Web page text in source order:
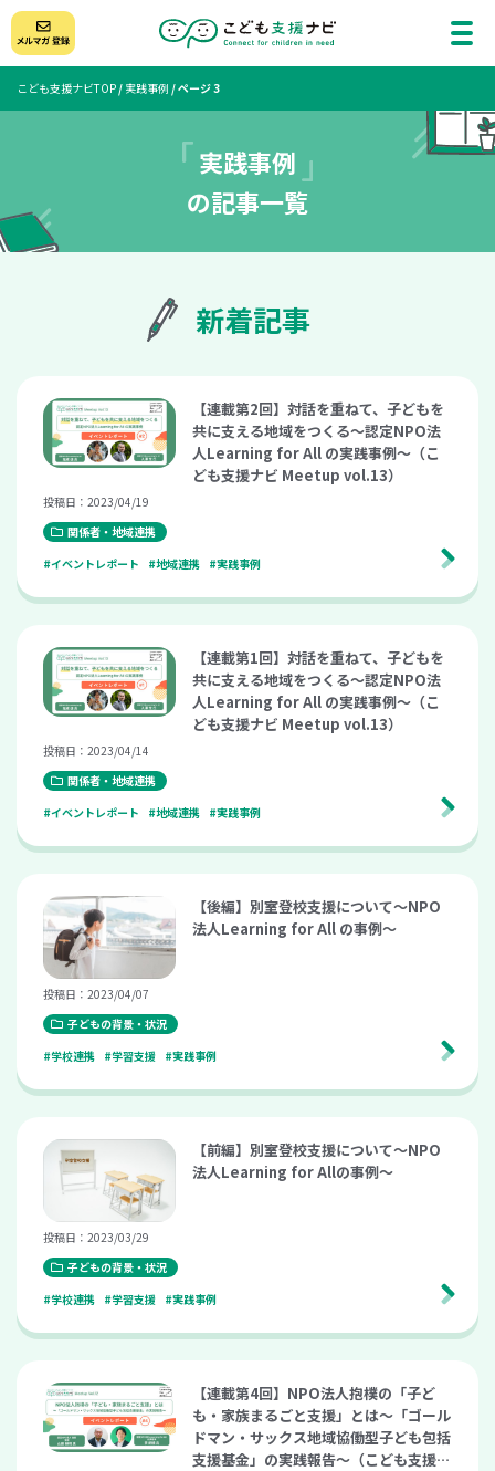
こども支援ナビTOP/ 実践事例 /ページ 3
実践事例
の記事一覧
新着記事
【連載第2回】対話を重ねて、子どもを
共に支える地域をつくる～認定NPO法
人Learning for All の実践事例～（こ
ども支援ナビ Meetup vol.13）
投稿日：2023/04/19
関係者・地域連携
#イベントレポート
#地域連携 #実践事例
【連載第1回】対話を重ねて、子どもを
共に支える地域をつくる～認定NPO法
人Learning for All の実践事例～（こ
ども支援ナビ Meetup vol.13）
投稿日：2023/04/14
関係者・地域連携
#イベントレポート
#地域連携 #実践事例
【後編】別室登校支援について～NPO
法人Learning for All の事例～
投稿日：2023/04/07
子どもの背景・状況
#学校連携
#学習支援 #実践事例
【前編】別室登校支援について～NPO
法人Learning for Allの事例～
投稿日：2023/03/29
子どもの背景・状況
#学校連携
#学習支援 #実践事例
【連載第4回】NPO法人抱樸の「子ど
も・家族まるごと支援」とは～「ゴール
ドマン・サックス地域協働型子ども包括
支援基金」の実践報告～（こども支援ナ